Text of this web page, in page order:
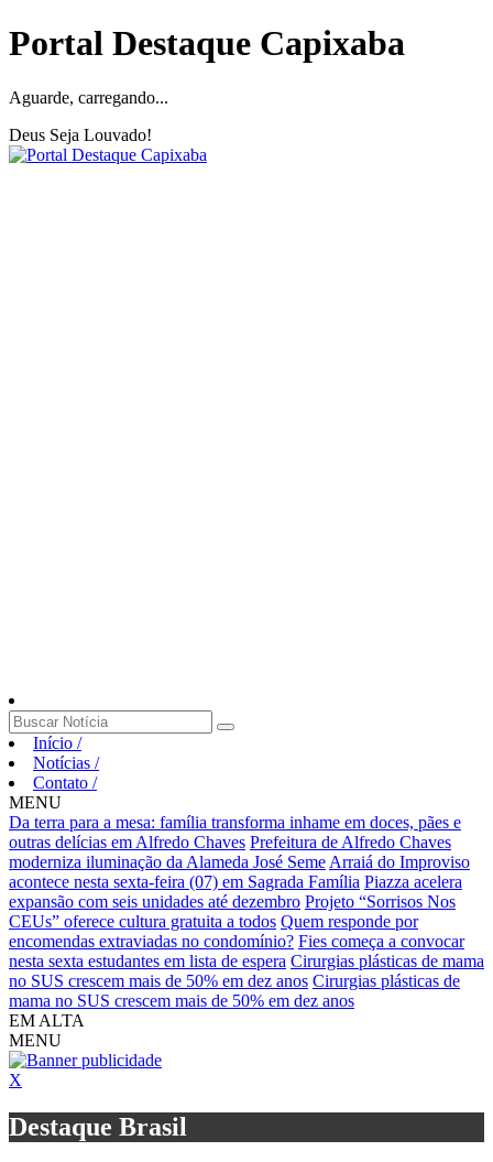
Portal Destaque Capixaba
Aguarde, carregando...
Deus Seja Louvado!
Início /
Notícias /
Contato /
MENU
Da terra para a mesa: família transforma inhame em doces, pães e
outras delícias em Alfredo Chaves Prefeitura de Alfredo Chaves
moderniza iluminação da Alameda José Seme Arraiá do Improviso
acontece nesta sexta-feira (07) em Sagrada Família Piazza acelera
expansão com seis unidades até dezembro Projeto “Sorrisos Nos
CEUs” oferece cultura gratuita a todos Quem responde por
encomendas extraviadas no condomínio? Fies começa a convocar
nesta sexta estudantes em lista de espera Cirurgias plásticas de mama
no SUS crescem mais de 50% em dez anos Cirurgias plásticas de
mama no SUS crescem mais de 50% em dez anos
EM ALTA
MENU
X
Destaque Brasil